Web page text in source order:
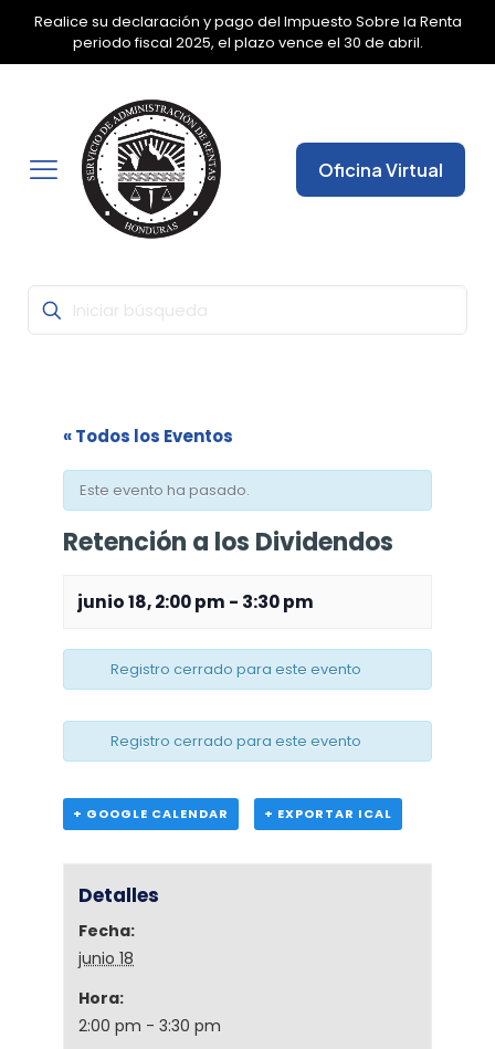
Realice su declaración y pago del Impuesto Sobre la Renta
periodo fiscal 2025, el plazo vence el 30 de abril.
✕
Oficina Virtual
« Todos los Eventos
Este evento ha pasado.
Retención a los Dividendos
junio 18, 2:00 pm - 3:30 pm
Registro cerrado para este evento
Registro cerrado para este evento
+ GOOGLE CALENDAR + EXPORTAR ICAL
Detalles
Fecha:
junio 18
Hora:
2:00 pm - 3:30 pm